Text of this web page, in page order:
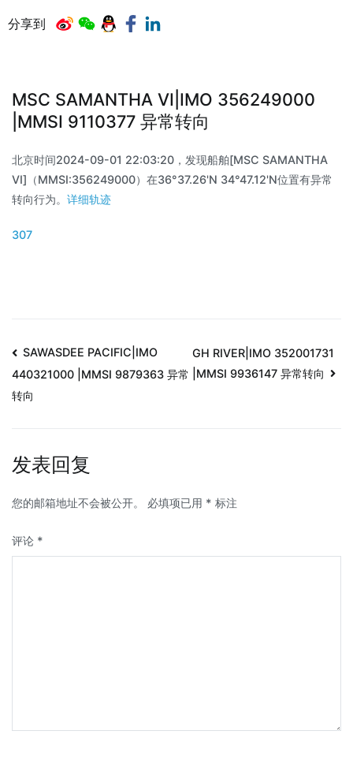
分享到
MSC SAMANTHA VI|IMO 356249000
|MMSI 9110377 异常转向
北京时间2024-09-01 22:03:20，发现船舶[MSC SAMANTHA
VI]（MMSI:356249000）在36°37.26'N 34°47.12'N位置有异常
转向行为。 详细轨迹
307
SAWASDEE PACIFIC|IMO
440321000 |MMSI 9879363 异常
转向
GH RIVER|IMO 352001731
|MMSI 9936147 异常转向
发表回复
您的邮箱地址不会被公开。 必填项已用 * 标注
评论 *